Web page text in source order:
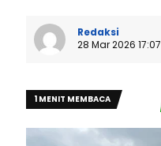
Redaksi
28 Mar 2026 17:07
1 MENIT MEMBACA